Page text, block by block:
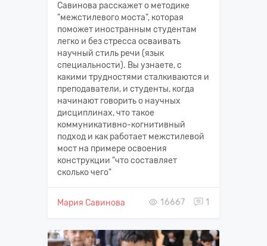
Савинова расскажет о методике
"межстилевого моста", которая
поможет иностранным студентам
легко и без стресса осваивать
научный стиль речи (язык
специальности). Вы узнаете, с
какими трудностями сталкиваются и
преподаватели, и студенты, когда
начинают говорить о научных
дисциплинах, что такое
коммуникативно-когнитивный
подход и как работает межстилевой
мост на примере освоения
конструкции "что составляет
сколько чего"
Мария Савинова 16667 1